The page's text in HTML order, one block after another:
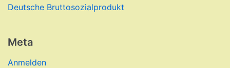
Deutsche Bruttosozialprodukt
Meta
Anmelden